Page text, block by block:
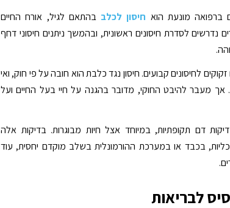
ברפואה מונעת הוא חיסון לכלב בהתאם לגיל, אורח החיים
נדרשים לסדרת חיסונים ראשונית, ובהמשך ניתנים חיסוני דחף
לחיסונים קבועים. חיסון נגד כלבת הוא חובה על פי חוק, ואי
אך מעבר להיבט החוקי, מדובר בהגנה על חיי בעל החיים ועל
דם תקופתיות, במיוחד אצל חיות מבוגרות. בדיקות אלה
בכבד או במערכת ההורמונלית בשלב מוקדם יחסית, עוד
לבריאות